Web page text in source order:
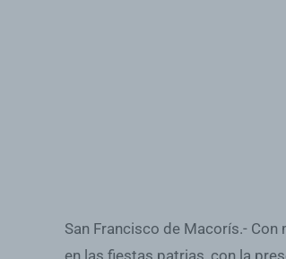
San Francisco de Macorís.-
en las fiestas patrias, con la